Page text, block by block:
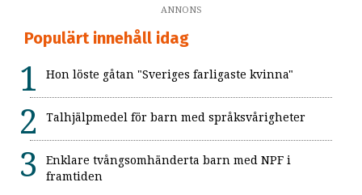
ANNONS
Populärt innehåll idag
Hon löste gåtan "Sveriges farligaste kvinna"
Talhjälpmedel för barn med språksvårigheter
Enklare tvångsomhänderta barn med NPF i
framtiden